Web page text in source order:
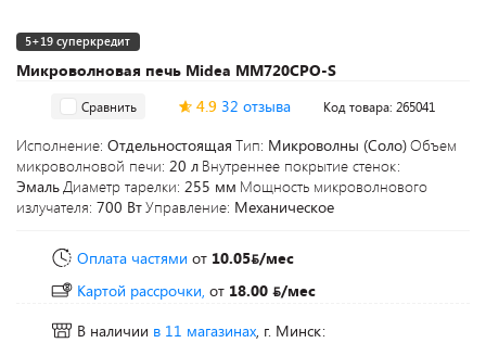
Микроволновая печь Midea MM720CPO-S
5+19 суперкредит
Сравнить 4.9 32 отзыва Код товара: 265041
Исполнение: Отдельностоящая Тип: Микроволны (Соло)Объем
микроволновой печи: 20 л Внутреннее покрытие стенок:
ЭмальДиаметр тарелки: 255 мм Мощность микроволнового
излучателя: 700 ВтУправление: Механическое
Оплата частями от 10.05 /мес
Картой рассрочки, от 18.00
/мес
В наличии в 11 магазинах, г. Минск: